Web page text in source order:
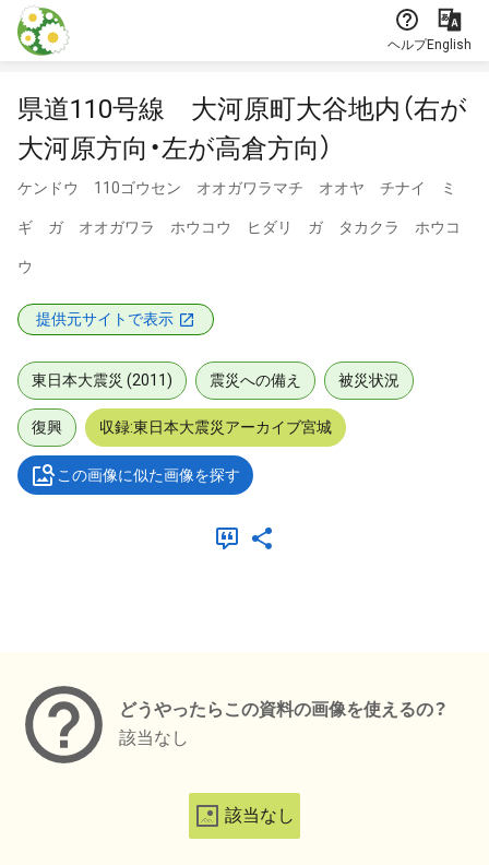
本文に飛ぶ
ヘルプEnglish
県道110号線 大河原町大谷地内（右が
大河原方向・左が高倉方向）
ケンドウ 110ゴウセン オオガワラマチ オオヤ チナイ ミ
ギ ガ オオガワラ ホウコウ ヒダリ ガ タカクラ ホウコ
ウ
提供元サイトで表示
東日本大震災 (2011) 震災への備え 被災状況
復興 収録:東日本大震災アーカイブ宮城
この画像に似た画像を探す
どうやったらこの資料の画像を使えるの？
該当なし
該当なし